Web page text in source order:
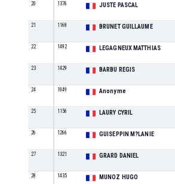
20 1376 JUSTE PASCAL
21 1168 BRUNET GUILLAUME
22 1492 LEGAGNEUX MATTHIAS
23 1429 BARBU REGIS
24 1049 Anonyme
25 1156 LAURY CYRIL
26 1266 GUISEPPIN M?LANIE
27 1321 GRARD DANIEL
28 1435 MUNOZ HUGO